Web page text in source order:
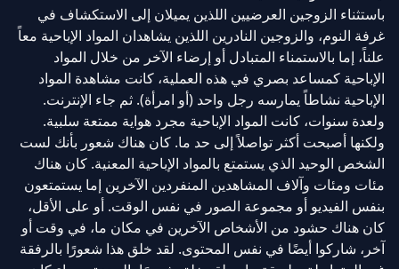
باستثناء الزوجين العرضيين اللذين يميلان إلى الاستكشاف في
غرفة النوم، والزوجين النادرين اللذين يشاهدان المواد الإباحية معاً
علناً، إما بالاستمناء المتبادل أو إرضاء الآخر من خلال المواد
الإباحية كمساعد بصري في هذه العملية، كانت مشاهدة المواد
الإباحية نشاطاً يمارسه رجل واحد (أو امرأة). ثم جاء الإنترنت.
ولعدة سنوات، كانت المواد الإباحية مجرد هواية ممتعة سلبية.
ولكنها أصبحت أكثر تواصلاً إلى حد ما. كان هناك شعور بأنك لست
الشخص الوحيد الذي يستمتع بالمواد الإباحية المعنية. كان هناك
مئات ومئات وآلاف المشاهدين المنفردين الآخرين إما يستمتعون
بنفس الفيديو أو مجموعة الصور في نفس الوقت. أو على الأقل،
كان هناك حشود من الأشخاص الآخرين في مكان ما، في وقت أو
آخر، شاركوا أيضًا في نفس المحتوى. لقد خلق هذا شعورًا بالرفقة